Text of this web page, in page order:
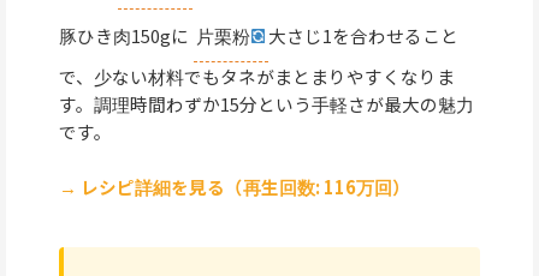
豚ひき肉150gに 片栗粉
大さじ1を合わせること
で、少ない材料でもタネがまとまりやすくなりま
す。調理時間わずか15分という手軽さが最大の魅力
です。
→ レシピ詳細を見る（再生回数: 116万回）